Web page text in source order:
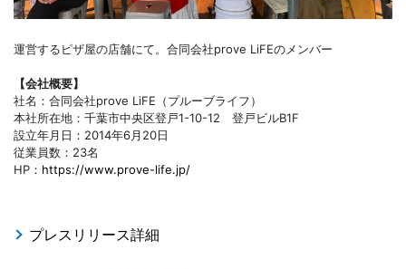
運営するピザ屋の店舗にて。合同会社prove LiFEのメンバー
【会社概要】
社名：合同会社prove LiFE（プルーブライフ）
本社所在地：千葉市中央区登戸1-10-12 登戸ビルB1F
設立年月日：2014年6月20日
従業員数：23名
HP： https://www.prove-life.jp/
プレスリリース詳細